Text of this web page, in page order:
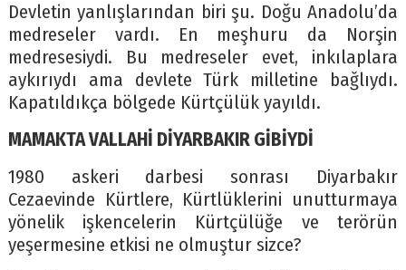
Devletin yanlışlarından biri şu. Doğu Anadolu’da
medreseler vardı. En meşhuru da Norşin
medresesiydi. Bu medreseler evet, inkılaplara
aykırıydı ama devlete Türk milletine bağlıydı.
Kapatıldıkça bölgede Kürtçülük yayıldı.
MAMAKTA VALLAHİ DİYARBAKIR GİBİYDİ
1980 askeri darbesi sonrası Diyarbakır
Cezaevinde Kürtlere, Kürtlüklerini unutturmaya
yönelik işkencelerin Kürtçülüğe ve terörün
yeşermesine etkisi ne olmuştur sizce?